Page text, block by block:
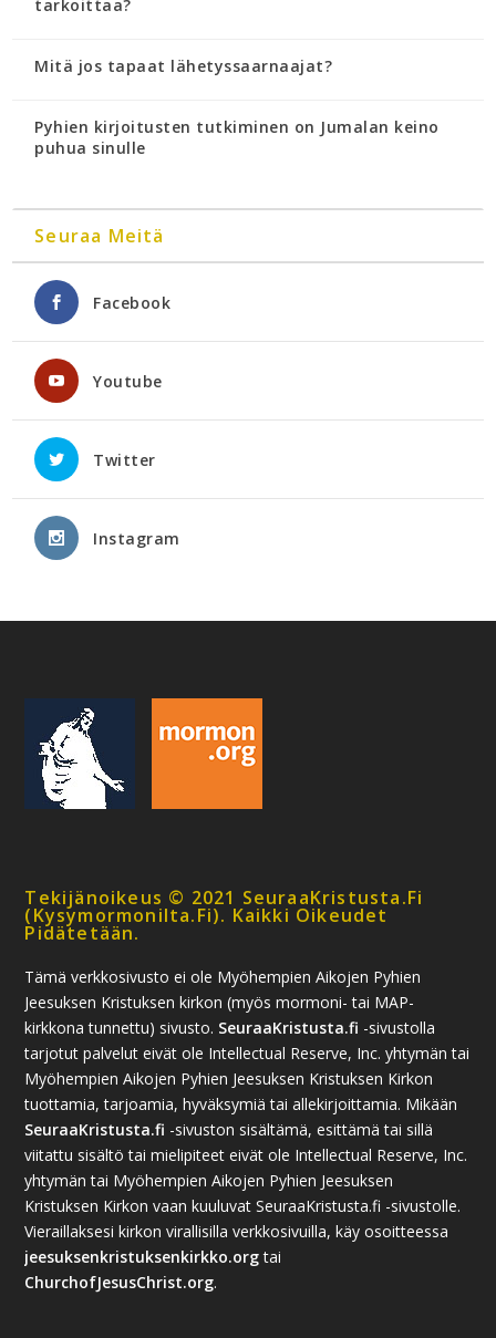
tarkoittaa?
Mitä jos tapaat lähetyssaarnaajat?
Pyhien kirjoitusten tutkiminen on Jumalan keino
puhua sinulle
Seuraa Meitä
Facebook
Youtube
Twitter
Instagram
Tekijänoikeus © 2021 SeuraaKristusta.fi
(kysymormonilta.fi). Kaikki Oikeudet
Pidätetään.
Tämä verkkosivusto ei ole Myöhempien Aikojen Pyhien
Jeesuksen Kristuksen kirkon (myös mormoni- tai MAP-
kirkkona tunnettu) sivusto. SeuraaKristusta.fi -sivustolla
tarjotut palvelut eivät ole Intellectual Reserve, Inc. yhtymän tai
Myöhempien Aikojen Pyhien Jeesuksen Kristuksen Kirkon
tuottamia, tarjoamia, hyväksymiä tai allekirjoittamia. Mikään
SeuraaKristusta.fi -sivuston sisältämä, esittämä tai sillä
viitattu sisältö tai mielipiteet eivät ole Intellectual Reserve, Inc.
yhtymän tai Myöhempien Aikojen Pyhien Jeesuksen
Kristuksen Kirkon vaan kuuluvat SeuraaKristusta.fi -sivustolle.
Vieraillaksesi kirkon virallisilla verkkosivuilla, käy osoitteessa
jeesuksenkristuksenkirkko.orgtai
ChurchofJesusChrist.org.